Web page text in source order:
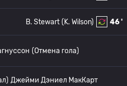
46 '
(K. Wilson)
B. Stewart
(Отмена гола)
Джейми Дэниел МакКарт